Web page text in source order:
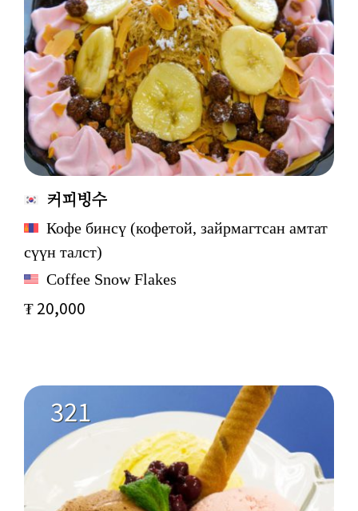
커피빙수
Кофе бинсү (кофетой, зайрмагтсан амтат
сүүн талст)
Coffee Snow Flakes
₮ 20,000
321